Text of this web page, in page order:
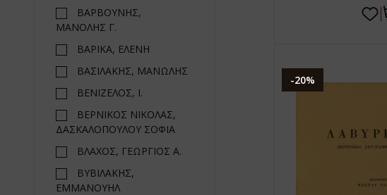
ΒΑΡΒΟΥΝΗΣ,
ΜΑΝΟΛΗΣ Γ.
ΒΑΡΙΚΑ, ΕΛΕΝΗ
ΒΑΣΙΛΑΚΗΣ, ΜΑΝΩΛΗΣ
ΒΕΝΙΖΕΛΟΣ, Ι.
ΒΕΡΝΙΚΟΣ ΝΙΚΟΛΑΣ,
ΔΑΣΚΑΛΟΠΟΥΛΟΥ ΣΟΦΙΑ
ΒΛΑΧΟΣ, ΓΕΩΡΓΙΟΣ Α.
ΒΥΒΙΛΑΚΗΣ,
ΕΜΜΑΝΟΥΗΛ
-20%